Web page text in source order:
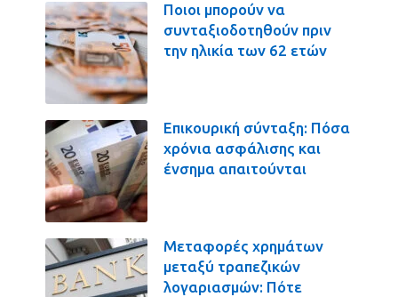
Ποιοι μπορούν να
συνταξιοδοτηθούν πριν
την ηλικία των 62 ετών
Επικουρική σύνταξη: Πόσα
χρόνια ασφάλισης και
ένσημα απαιτούνται
Μεταφορές χρημάτων
μεταξύ τραπεζικών
λογαριασμών: Πότε